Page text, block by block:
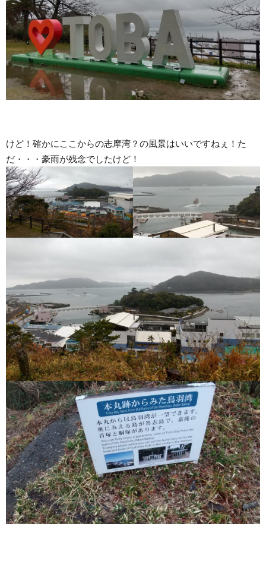
けど！確かにここからの志摩湾？の風景はいいですねぇ！た
だ・・・豪雨が残念でしたけど！